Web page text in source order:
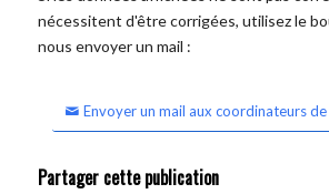
nécessitent d'être corrigées, utilisez le
nous envoyer un mail :
Envoyer un mail aux coordinateurs
Partager cette publication